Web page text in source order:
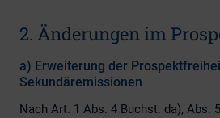
2. Änderungen im
a) Erweiterung der
Sekundäremissionen
Nach Art. 1 Abs. 4 Buchst. da), Abs.